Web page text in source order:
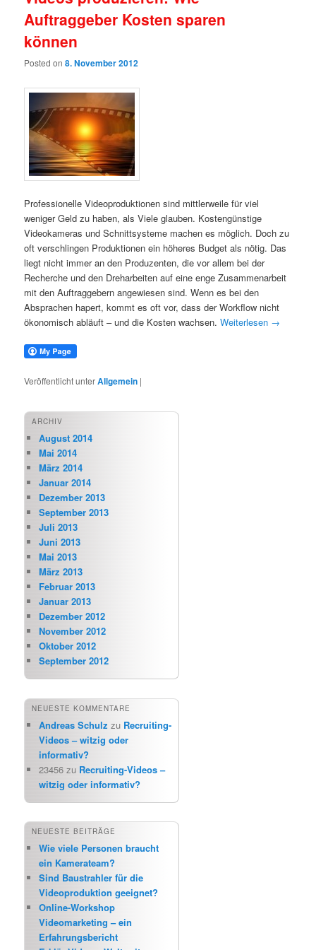
Auftraggeber Kosten sparen
können
Posted on8. November 2012
Professionelle Videoproduktionen sind mittlerweile für viel
weniger Geld zu haben, als Viele glauben. Kostengünstige
Videokameras und Schnittsysteme machen es möglich. Doch zu
oft verschlingen Produktionen ein höheres Budget als nötig. Das
liegt nicht immer an den Produzenten, die vor allem bei der
Recherche und den Dreharbeiten auf eine enge Zusammenarbeit
mit den Auftraggebern angewiesen sind. Wenn es bei den
Absprachen hapert, kommt es oft vor, dass der Workflow nicht
ökonomisch abläuft – und die Kosten wachsen.Weiterlesen →
Veröffentlicht unterAllgemein |
ARCHIV
August 2014
Mai 2014
März 2014
Januar 2014
Dezember 2013
September 2013
Juli 2013
Juni 2013
Mai 2013
März 2013
Februar 2013
Januar 2013
Dezember 2012
November 2012
Oktober 2012
September 2012
NEUESTE KOMMENTARE
Andreas Schulz zu Recruiting-
Videos – witzig oder
informativ?
23456 zu Recruiting-Videos –
witzig oder informativ?
NEUESTE BEITRÄGE
Wie viele Personen braucht
ein Kamerateam?
Sind Baustrahler für die
Videoproduktion geeignet?
Online-Workshop
Videomarketing – ein
Erfahrungsbericht